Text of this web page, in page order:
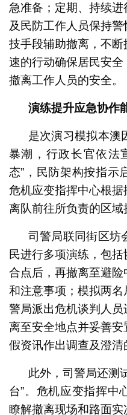
急准备；定期、持续
及民防工作人员保持
技手段辅助撤离，不
速的行动确保居民安
撤离工作人员的安全。
演练提升应急协作
是次演习模拟本澳
暴潮，行政长官依法
态”，民防架构按指示
危机应变指挥中心根
离队前往所负责的区域
司警局联同街区坊
民进行多项演练，包
合点后，再撤离至避
和注意事项；模拟两
警局派出危机谈判人
离至安全地点并妥善
假资讯作出调查及澄清
此外，司警局还测
台”。危机应变指挥中
瞭解撤离现场和路面